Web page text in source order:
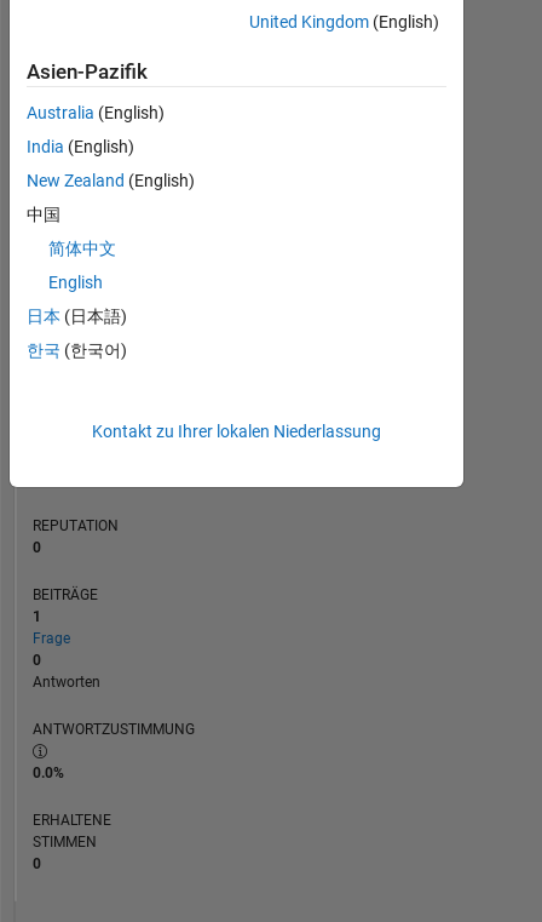
BEITRÄGE L
-2
-1
1
2
3
REPUTATION
0
BEITRÄGE
1
Frage
0
Antworten
ANTWORTZUSTIMMUNG
0.0%
ERHALTENE
STIMMEN
0
United Kingdom (English)
Asien-Pazifik
Australia (English)
India (English)
New Zealand (English)
中国
简体中文
English
日本 (日本語)
한국 (한국어)
Kontakt zu Ihrer lokalen Niederlassung